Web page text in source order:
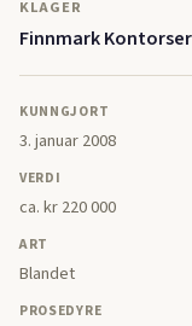
KLAGER
Finnmark
KUNNGJORT
3. januar 2008
VERDI
ca. kr 220 000
ART
Blandet
PROSEDYRE